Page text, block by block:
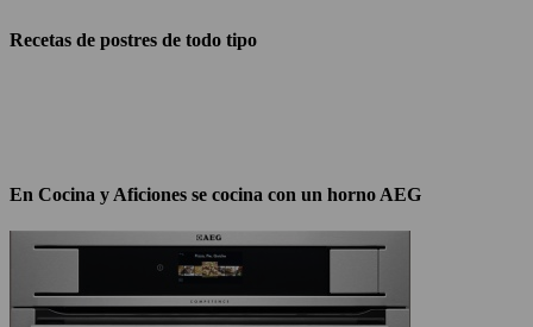
Recetas de postres de todo tipo
En Cocina y Aficiones se cocina con un horno AEG